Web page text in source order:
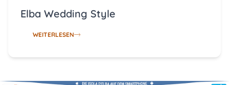
Elba Wedding Style
WEITERLESEN